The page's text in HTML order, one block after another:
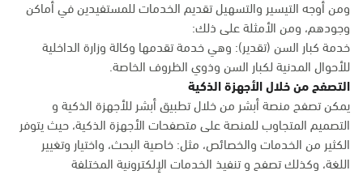
ومن أوجه التيسير والتسهيل تقديم الخدمات للمستفيدين في أماكن
وجودهم، ومن الأمثلة على ذلك:
خدمة كبار السن (تقدير): وهي خدمة تقدمها وكالة وزارة الداخلية
للأحوال المدنية لكبار السن وذوي الظروف الخاصة.
التصفح من خلال الأجهزة الذكية
يمكن تصفح منصة أبشر من خلال تطبيق أبشر للأجهزة الذكية و
التصميم المتجاوب للمنصة على متصفحات الأجهزة الذكية، حيث يتوفر
الكثير من الخدمات والخصائص، مثل: خاصية البحث، واختيار وتغيير
اللغة، وكذلك تصفح و تنفيذ الخدمات الإلكترونية المختلفة